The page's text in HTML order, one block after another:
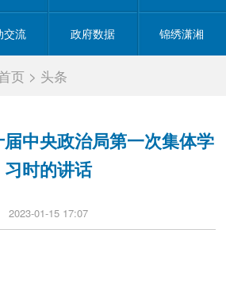
交流 政府数据 锦绣潇湘
页 > 头条
中央政治局第一次集体学
习时的讲话
2023-01-15 17:07